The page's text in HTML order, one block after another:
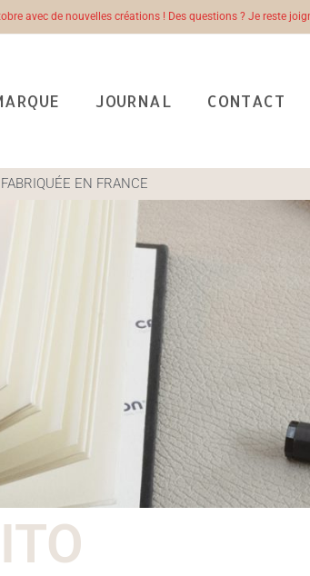
avec de nouvelles créations ! Des questions ? Je reste
JOURNAL CONTACT
EN FRANCE